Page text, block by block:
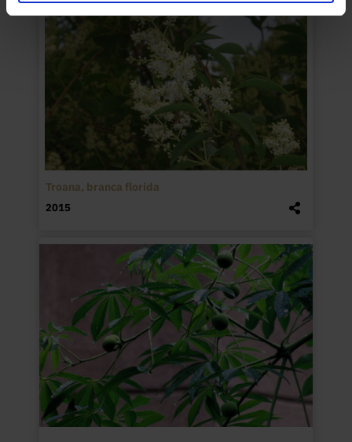
Troana, branca florida
2015